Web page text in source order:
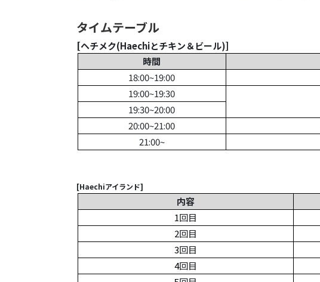
タイムテーブル
[ヘチメク(Haechiとチキン＆ビール)]
時間
18:00~19:00
19:00~19:30
19:30~20:00
20:00~21:00
21:00~
[Haechiアイランド]
内容
1回目
2回目
3回目
4回目